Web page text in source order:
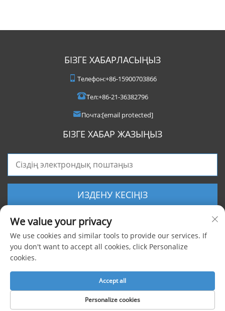
БІЗГЕ ХАБАРЛАСЫҢЫЗ
Телефон:+86-15900703866
Тел:+86-21-36382796
Почта:[email protected]
БІЗГЕ ХАБАР ЖАЗЫҢЫЗ
ИЗДЕНУ КЕСІҢІЗ
Барлық құқықтар сақталған © 2025 Shanghai Foxygen Industrial Co., Ltd.
We value your privacy
We use cookies and similar tools to provide our services. If
you don't want to accept all cookies, click Personalize
cookies.
Personalize cookies
Accept all